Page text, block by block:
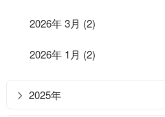
2026年 3月 (2)
2026年 1月 (2)
2025年